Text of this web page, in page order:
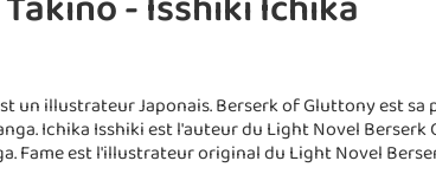
un illustrateur Japonais. Berserk of Gluttony est
Ichika Isshiki est l'auteur du Light Novel
Fame est l'illustrateur original du Light Novel